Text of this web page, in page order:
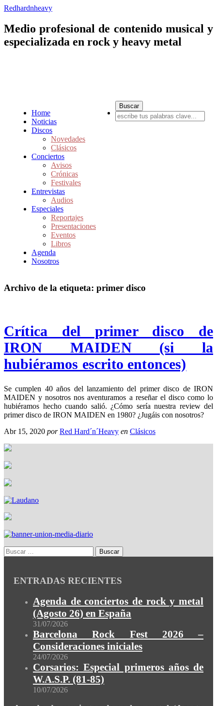
Redhardnheavy
Medio profesional de contenido musical y
especializada en rock y heavy metal
Home
Noticias
Discos
Novedades
Clásicos
Conciertos
Avisos
Crónicas
Festivales
Entrevistas
Audios
Especiales
Reportajes
Presentaciones
Eventos
Libros
Agenda
Nosotros
Archivo de la etiqueta: primer disco
Crítica del primer disco de
IRON MAIDEN (si la
hubiéramos escrito entonces)
Se cumplen 40 años del lanzamiento del primer disco de IRON
MAIDEN y nosotros nos aventuramos a reseñar el disco como lo
hubiéramos hecho cuando salió. ¿Cómo sería nuestra review del
primer disco de IRON MAIDEN en 1980? ¿Jugáis con nosotros?
Abr 15, 2020 por Red Hard´n´Heavy en Clásicos
ENTRADAS RECIENTES
Agenda de conciertos de rock y metal
(Agosto 26) en España
31/07/2026
Barcelona Rock Fest 2026 –
Consideraciones iniciales
24/07/2026
Corsarios: Especial primeros años de
W.A.S.P. (81-85)
10/07/2026